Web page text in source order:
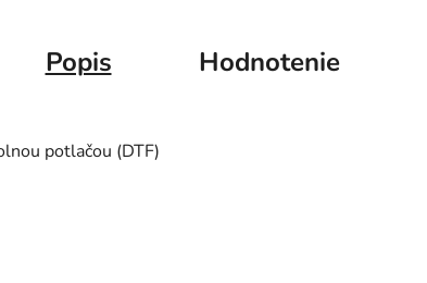
Popis Hodnotenie
potlačou (DTF)